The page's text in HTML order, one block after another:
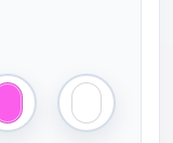
True Pink white/black